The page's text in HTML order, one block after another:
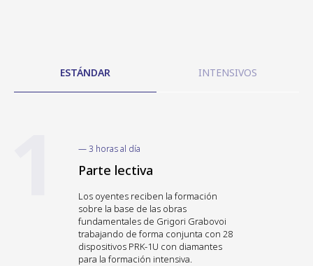
ESTÁNDAR INTENSIVOS
Parte lectiva
Los oyentes reciben la formación
sobre la base de las obras
fundamentales de Grigori Grabovoi
trabajando de forma conjunta con 28
dispositivos PRK-1U con diamantes
para la formación intensiva.
— 3 horas al día